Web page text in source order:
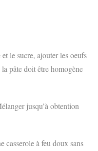
le sucre, ajouter les oeufs
pâte doit être homogène
jusqu’à obtention
casserole à feu doux sans